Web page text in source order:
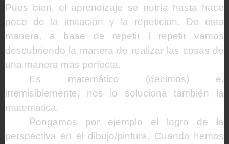
Pues bien, el aprendizaje se nutría hasta hace
poco de la imitación y la repetición. De esta
manera, a base de repetir i repetir vamos
descubriendo la manera de realizar las cosas de
una manera más perfecta.
Es matemático (decimos) e,
irremisiblemente, nos lo soluciona también la
matemática.
Pongamos por ejemplo el logro de la
perspectiva en el dibujo/pintura. Cuando hemos